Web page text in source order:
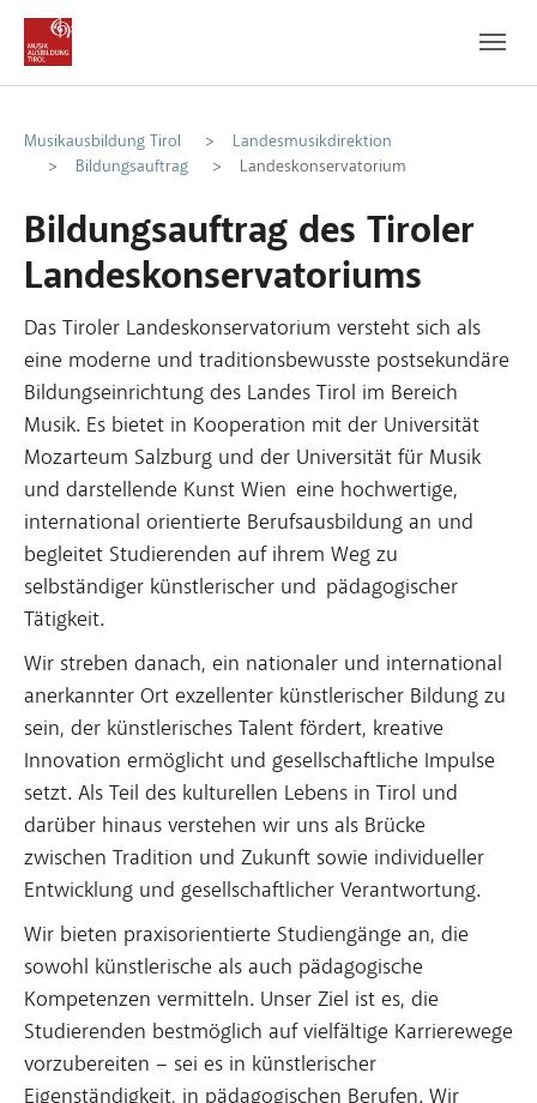
Zum Hauptinhalt
Zum Fußbereich
Musikausbildung Tirol
Landesmusikdirektion
Bildungsauftrag
Landeskonservatorium
Bildungsauftrag des Tiroler
Landeskonservatoriums
Das Tiroler Landeskonservatorium versteht sich als
eine moderne und traditionsbewusste postsekundäre
Bildungseinrichtung des Landes Tirol im Bereich
Musik. Es bietet in Kooperation mit der Universität
Mozarteum Salzburg und der Universität für Musik
und darstellende Kunst Wien eine hochwertige,
international orientierte Berufsausbildung an und
begleitet Studierenden auf ihrem Weg zu
selbständiger künstlerischer und pädagogischer
Tätigkeit.
Wir streben danach, ein nationaler und international
anerkannter Ort exzellenter künstlerischer Bildung zu
sein, der künstlerisches Talent fördert, kreative
Innovation ermöglicht und gesellschaftliche Impulse
setzt. Als Teil des kulturellen Lebens in Tirol und
darüber hinaus verstehen wir uns als Brücke
zwischen Tradition und Zukunft sowie individueller
Entwicklung und gesellschaftlicher Verantwortung.
Wir bieten praxisorientierte Studiengänge an, die
sowohl künstlerische als auch pädagogische
Kompetenzen vermitteln. Unser Ziel ist es, die
Studierenden bestmöglich auf vielfältige Karrierewege
vorzubereiten – sei es in künstlerischer
Eigenständigkeit, in pädagogischen Berufen. Wir